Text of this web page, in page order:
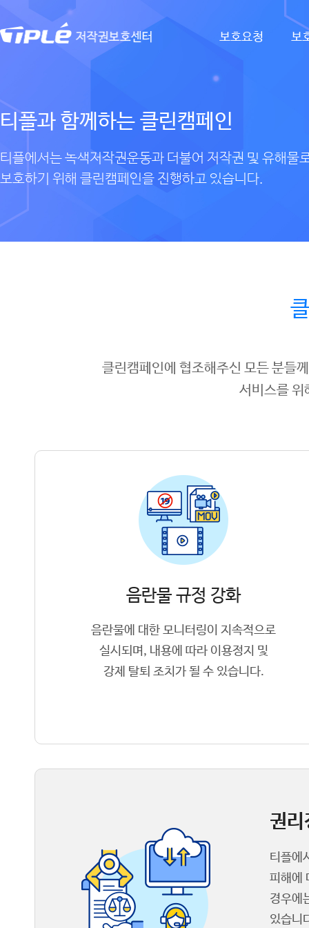
티
저
작
호
터
보호요청 보
티플과 함께하는 클린캠페인
티플에서는 녹색저작권운동과 더불어 저작권 및 유해물
보호하기 위해 클린캠페인을 진행하고 있습니다.
클린캠페인에 협조해주신 모든 분들
서비스를 위
음란물 규정 강화
음란물에 대한 모니터링이 지속적으로
실시되며, 내용에 따라 이용정지 및
강제 탈퇴 조치가 될 수 있습니다.
권
티플에
피해에
경우에
있습니